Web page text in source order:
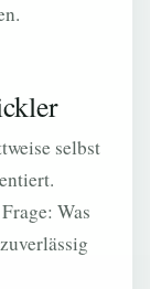
selbst
Was